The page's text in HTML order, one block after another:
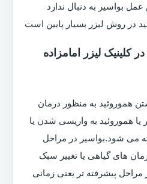
بواسیر به دنبال ندارد
در روش لیزر بسیار پایین است
کلینیک لیزر امامزاده
هموروئید به منظور درمان
هموروئید به واریسی شدن یا
می شود.بواسیر در مراحل
های گیاهی یا تغییر سبک
پیشرفته تر یعنی زمانی